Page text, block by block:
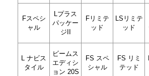
Fスペシ
ャル
Lプラス
パッケー
ジII
Fリミテ
ッド
LSリミテ
ッド
L ナビス
タイル
ビームス
エディシ
ョン 20S
FS スペ
シャル
FS リミ
テッド